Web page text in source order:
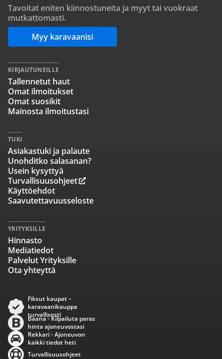
Tavoitat eniten kiinnostuneita ja myyt tai vuokraat
mutkattomasti.
Myy karavaanisi
KIRJAUTUNEILLE
Tallennetut haut
Omat ilmoitukset
Omat suosikit
Mainosta ilmoitustasi
TUKI
Asiakastuki ja palaute
Unohditko salasanan?
Usein kysyttyä
Turvallisuusohjeet
Käyttöehdot
Saavutettavuusseloste
YRITYKSILLE
Hinnasto
Mediatiedot
Palvelut Yrityksille
Ota yhteyttä
Fiksut kaupat –
karavaanikauppa
turvallisesti
Baana - Kilpailuta paras
hinta ajoneuvostasi
Rekkari - Ajoneuvon
kaikki tiedot heti
Turvallisuusohjeet